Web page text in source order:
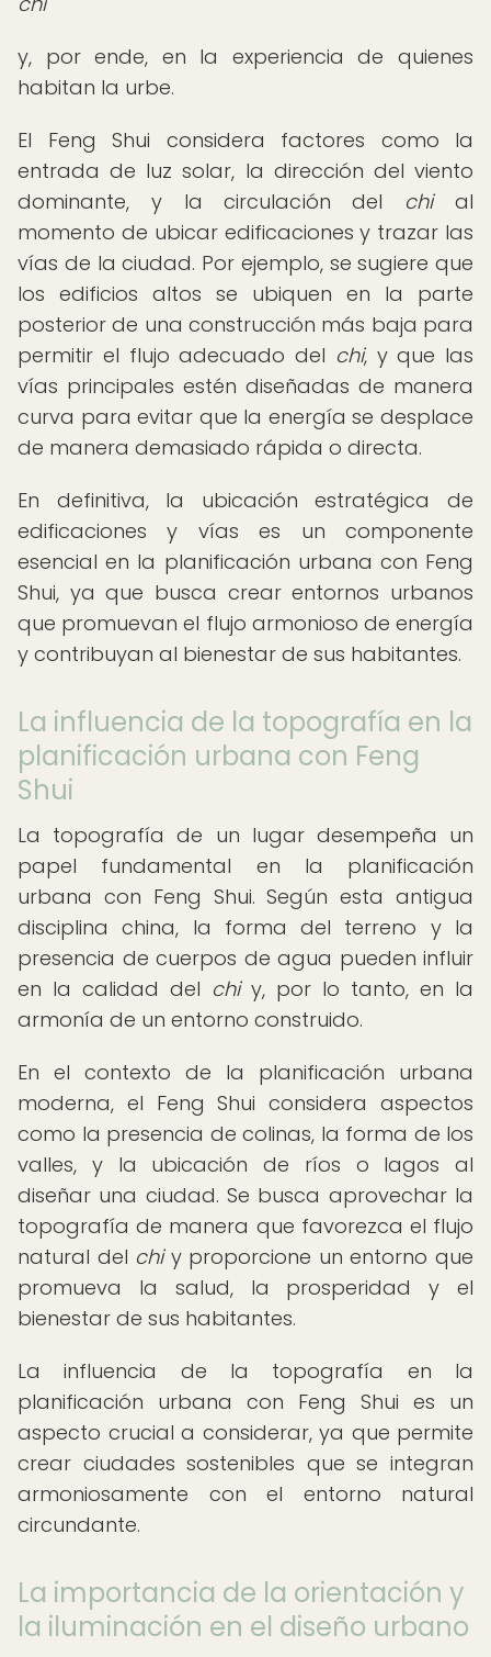
y, por ende, en la experiencia de quienes
habitan la urbe.
El Feng Shui considera factores como la
entrada de luz solar, la dirección del viento
dominante, y la circulación del chial
momento de ubicar edificaciones y trazar las
vías de la ciudad. Por ejemplo, se sugiere que
los edificios altos se ubiquen en la parte
posterior de una construcción más baja para
permitir el flujo adecuado del chi, y que las
vías principales estén diseñadas de manera
curva para evitar que la energía se desplace
de manera demasiado rápida o directa.
En definitiva, la ubicación estratégica de
edificaciones y vías es un componente
esencial en la planificación urbana con Feng
Shui, ya que busca crear entornos urbanos
que promuevan el flujo armonioso de energía
y contribuyan al bienestar de sus habitantes.
La influencia de la topografía en la
planificación urbana con Feng
Shui
La topografía de un lugar desempeña un
papel fundamental en la planificación
urbana con Feng Shui. Según esta antigua
disciplina china, la forma del terreno y la
presencia de cuerpos de agua pueden influir
en la calidad del chiy, por lo tanto, en la
armonía de un entorno construido.
En el contexto de la planificación urbana
moderna, el Feng Shui considera aspectos
como la presencia de colinas, la forma de los
valles, y la ubicación de ríos o lagos al
diseñar una ciudad. Se busca aprovechar la
topografía de manera que favorezca el flujo
natural del chiy proporcione un entorno que
promueva la salud, la prosperidad y el
bienestar de sus habitantes.
La influencia de la topografía en la
planificación urbana con Feng Shui es un
aspecto crucial a considerar, ya que permite
crear ciudades sostenibles que se integran
armoniosamente con el entorno natural
circundante.
La importancia de la orientación y
la iluminación en el diseño urbano